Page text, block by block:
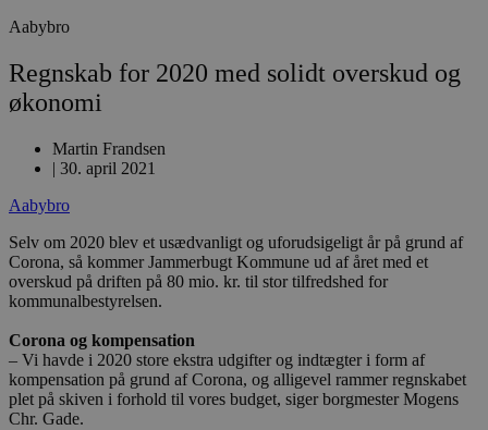
Aabybro
Regnskab for 2020 med solidt overskud og
økonomi
Martin Frandsen
| 30. april 2021
Aabybro
Selv om 2020 blev et usædvanligt og uforudsigeligt år på grund af
Corona, så kommer Jammerbugt Kommune ud af året med et
overskud på driften på 80 mio. kr. til stor tilfredshed for
kommunalbestyrelsen.
Corona og kompensation
– Vi havde i 2020 store ekstra udgifter og indtægter i form af
kompensation på grund af Corona, og alligevel rammer regnskabet
plet på skiven i forhold til vores budget, siger borgmester Mogens
Chr. Gade.